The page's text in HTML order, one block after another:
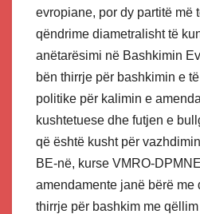
evropiane, por dy partitë më
qëndrime diametralisht të
anëtarësimi në Bashkimin
bën thirrje për bashkimin e
politike për kalimin e
kushtetuese dhe futjen e
që është kusht për
BE-në, kurse VMRO-
amendamente janë bërë me
thirrje për bashkim me